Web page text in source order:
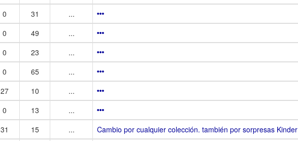
0 31
...
0 49
...
0 23
...
0 65
...
27 10
...
0 13
...
31 15 ...
Cambio por cualquier colección. también por sorpresas Kinder